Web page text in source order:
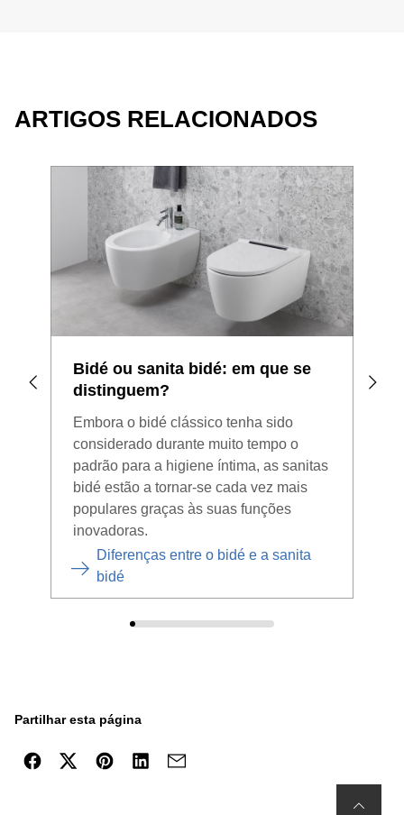
ARTIGOS RELACIONADOS
Bidé ou sanita bidé: em que se
distinguem?
Embora o bidé clássico tenha sido
considerado durante muito tempo o
padrão para a higiene íntima, as sanitas
bidé estão a tornar-se cada vez mais
populares graças às suas funções
inovadoras.
Diferenças entre o bidé e a sanita
bidé
Partilhar esta página